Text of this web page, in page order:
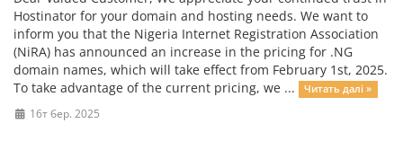
Hostinator for your domain and hosting needs. We want to
inform you that the Nigeria Internet Registration Association
(NiRA) has announced an increase in the pricing for .NG
domain names, which will take effect from February 1st, 2025.
To take advantage of the current pricing, we ...
Читать далі »
16т бер. 2025